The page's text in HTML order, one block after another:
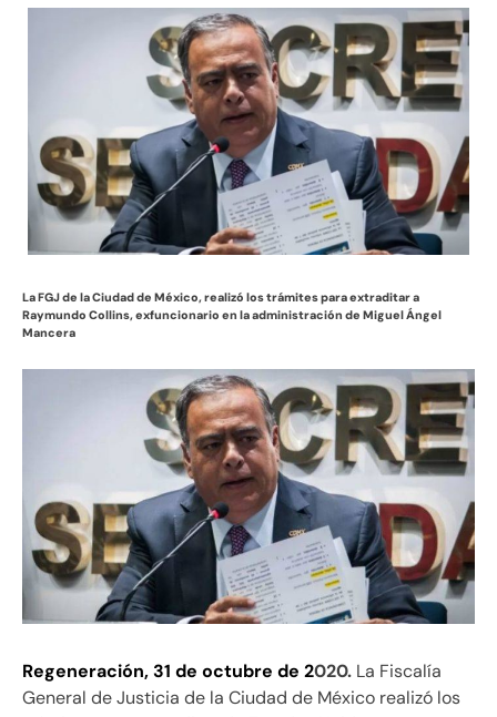
La FGJ de la Ciudad de México, realizó los trámites para extraditar a
Raymundo Collins, exfuncionario en la administración de Miguel Ángel
Mancera
Regeneración, 31 de octubre de 2020. La Fiscalía
General de Justicia de la Ciudad de México realizó los